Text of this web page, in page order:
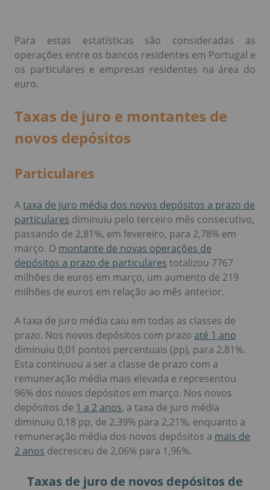
Para estas estatísticas são consideradas as
operações entre os bancos residentes em Portugal e
os particulares e empresas residentes na área do
euro.
Taxas de juro e montantes de
novos depósitos
Particulares
Ataxa de juro média dos novos depósitos a prazo de
particulares diminuiu pelo terceiro mês consecutivo,
passando de 2,81%, em fevereiro, para 2,78% em
março. O montante de novas operações de
depósitos a prazo de particulares totalizou 7767
milhões de euros em março, um aumento de 219
milhões de euros em relação ao mês anterior.
A taxa de juro média caiu em todas as classes de
prazo. Nos novos depósitos com prazo até 1 ano
diminuiu 0,01 pontos percentuais (pp), para 2,81%.
Esta continuou a ser a classe de prazo com a
remuneração média mais elevada e representou
96% dos novos depósitos em março. Nos novos
depósitos de 1 a 2 anos, a taxa de juro média
diminuiu 0,18 pp, de 2,39% para 2,21%, enquanto a
remuneração média dos novos depósitos a mais de
2 anos decresceu de 2,06% para 1,96%.
Taxas de juro de novos depósitos de